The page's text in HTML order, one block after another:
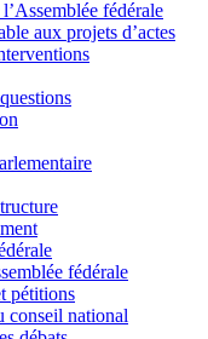
fédérale
aux projets d’actes
fédérale
pétitions
conseil national